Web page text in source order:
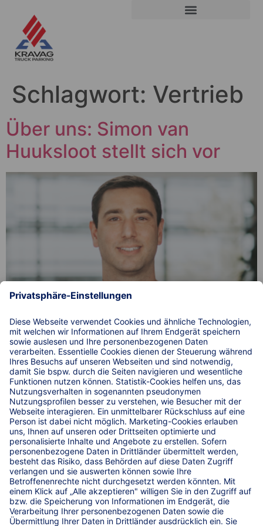
Schlagwort: Vertrieb
Über uns: Simon van
Huuksloot stellt sich vor
Über uns: Verstärkung für unser Team. Simon van
Huuksloot stellt sich vor.
© 2026 WIRKSTATT GmbH
WIRKSTATT GmbH
Raiffeisenplatz 1